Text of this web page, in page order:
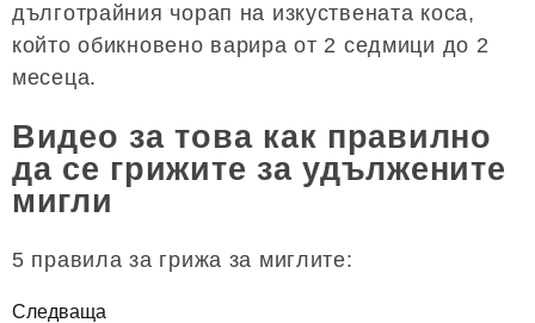
дълготрайния чорап на изкуствената коса,
който обикновено варира от 2 седмици до 2
месеца.
Видео за това как правилно
да се грижите за удължените
мигли
5 правила за грижа за миглите:
Следваща